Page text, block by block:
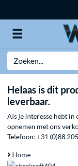
Helaas is dit
leverbaar.
Als je interesse hebt
opnemen met ons
Telefoon: +31 (0)88
Home